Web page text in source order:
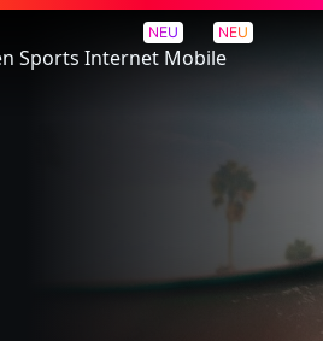
Sports
NEU
Internet
NEU
Mobile
County